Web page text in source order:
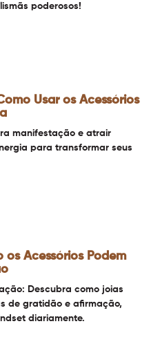
poderosos!
Usar os Acessórios
manifestação e atrair
para transformar seus
Acessórios Podem
Descubra como joias
de gratidão e afirmação,
diariamente.